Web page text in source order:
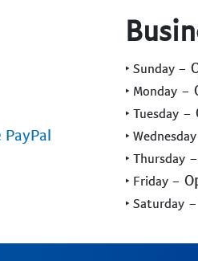
PayPal
‣ Sunday -
‣ Monday -
‣ Tuesday -
‣ Wednesday
‣ Thursday
‣ Friday -
‣ Saturday -